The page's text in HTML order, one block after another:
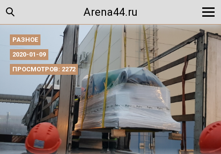
Arena44.ru
РАЗНОЕ
2020-01-09
ПРОСМОТРОВ: 2272